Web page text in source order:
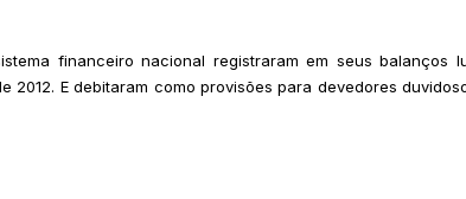
financeiro nacional registraram em seus balanços
2012. E debitaram como provisões para devedores